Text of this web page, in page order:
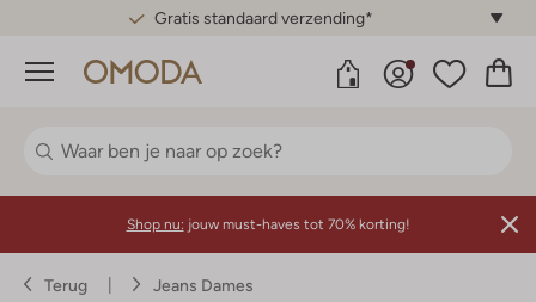
Gratis standaard verzending*
Menu
Shop nu: jouw must-haves tot 70% korting!
Terug Jeans Dames